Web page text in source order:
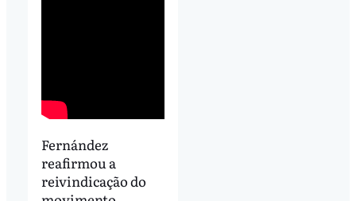
Fernández
reafirmou a
reivindicação do